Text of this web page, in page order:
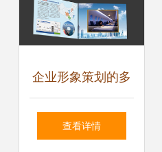
企业形象策划的多
元形式与实践路径
查看详情